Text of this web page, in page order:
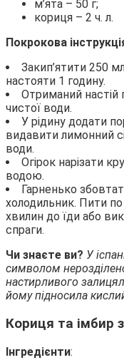
м’ята – 50 г;
кориця – 2 ч. л.
Покрокова
Закип’ятити 250
настояти 1 годину.
Отриманий настій
чистої води.
У рідину додати
видавити лимонний
води.
Огірок нарізати
водою.
Гарненько
холодильник. Пити
хвилин до їди або
спраги.
Чи знаєте ви? У
символом
настирливого
йому підносила
Кориця та імбир
Інгредієнти: